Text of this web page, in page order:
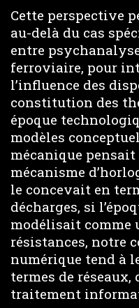
Cette perspective
au-delà du cas
entre
ferroviaire, pour
l’influence des
constitution des
époque
modèles
mécanique pensait
mécanisme
le concevait en
décharges, si
modélisait comme
résistances, notre
numérique tend à
termes de
traitement